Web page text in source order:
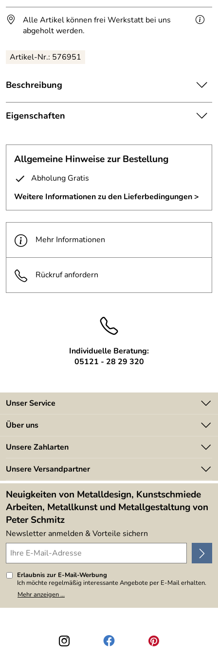
Alle Artikel können frei Werkstatt bei uns
abgeholt werden.
Artikel-Nr.: 576951
Beschreibung
Kreuz(H/B/T ca. 35 x 35 x 3 cm) aus 3 mm Tombak.
Anschließend ist die Oberfläche gewachst.
Eigenschaften
Befestigung:
Das Kreuz wird in einen
geschlitzten Stein eingeklebt
Fertigungsverfa
hren:
gelasert und geschweißt
Oberfläche:
Handschliff vorpatiniert, gewachst
Allgemeine Hinweise zur Bestellung
Abholung Gratis
Weitere Informationen zu den Lieferbedingungen >
Mehr Informationen
Rückruf anfordern
Individuelle Beratung:
05121 - 28 29 320
Unser Service
Kontakt
Kundeninformationen
Newsletter
Lieferbedingungen
Über uns
Angebote
Kundenbewertungen (394)
4,9/5
Unsere Zahlarten
Unsere Versandpartner
Neuigkeiten von Metalldesign, Kunstschmiede
Arbeiten, Metallkunst und Metallgestaltung von
Peter Schmitz
Newsletter anmelden & Vorteile sichern
Erlaubnis zur E-Mail-Werbung
Ich möchte regelmäßig interessante Angebote per E-Mail erhalten.
Meine E-Mail-Adresse wird nicht an andere Unternehmen
weitergegeben. Zu statistischen Zwecken wird in anonymer Form
den Link "Abmelden" am Ende des Newsletters anklicke. Die
Datenschutzerklärung
habe ich zur Kenntnis genommen.
Mehr anzeigen ...